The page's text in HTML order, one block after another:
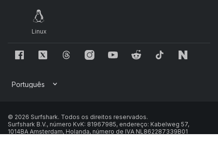
Linux
© 2026 Surfshark. Todos os direitos reservados.
Surfshark B.V., número KvK: 81967985, endereço: Kabelweg 57,
1014BA Amsterdam, Holanda, número de IVA NL862287339B01